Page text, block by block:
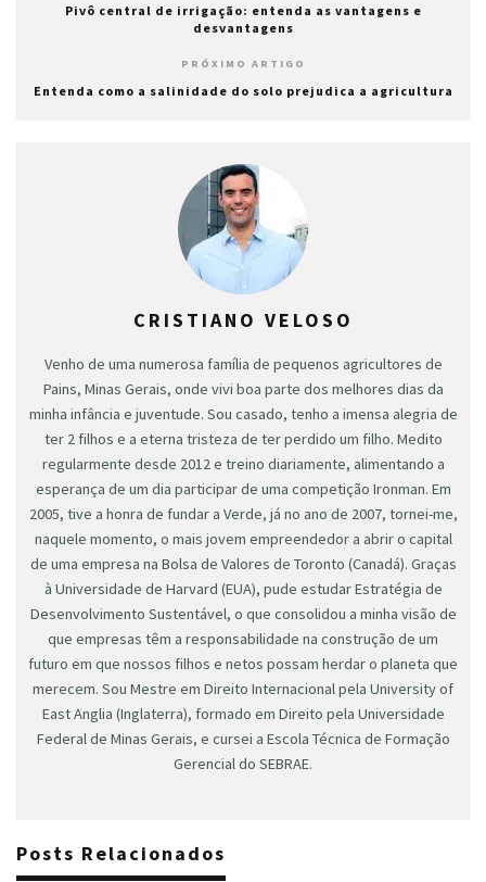
Pivô central de irrigação: entenda as vantagens e
desvantagens
PRÓXIMO ARTIGO
Entenda como a salinidade do solo prejudica a agricultura
CRISTIANO VELOSO
Venho de uma numerosa família de pequenos agricultores de
Pains, Minas Gerais, onde vivi boa parte dos melhores dias da
minha infância e juventude. Sou casado, tenho a imensa alegria de
ter 2 filhos e a eterna tristeza de ter perdido um filho. Medito
regularmente desde 2012 e treino diariamente, alimentando a
esperança de um dia participar de uma competição Ironman. Em
2005, tive a honra de fundar a Verde, já no ano de 2007, tornei-me,
naquele momento, o mais jovem empreendedor a abrir o capital
de uma empresa na Bolsa de Valores de Toronto (Canadá). Graças
à Universidade de Harvard (EUA), pude estudar Estratégia de
Desenvolvimento Sustentável, o que consolidou a minha visão de
que empresas têm a responsabilidade na construção de um
futuro em que nossos filhos e netos possam herdar o planeta que
merecem. Sou Mestre em Direito Internacional pela University of
East Anglia (Inglaterra), formado em Direito pela Universidade
Federal de Minas Gerais, e cursei a Escola Técnica de Formação
Gerencial do SEBRAE.
Posts Relacionados